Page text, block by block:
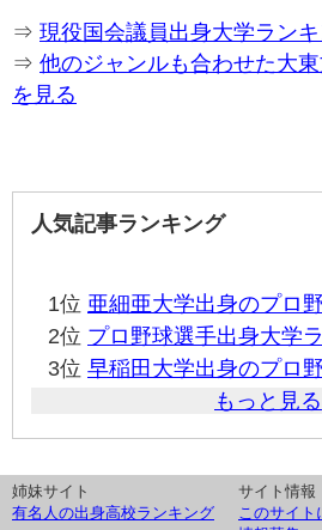
⇒ 現役国会議員出身大学ラン
⇒ 他のジャンルも合わせた大
を見る
人気記事ランキング
1位 亜細亜大学出身のプロ
2位 プロ野球選手出身大学
3位 早稲田大学出身のプロ
もっと見る
姉妹サイト
有名人の出身高校ランキング
サイト情報
このサイト